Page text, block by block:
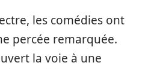
les comédies ont
percée remarquée.
la voie à une